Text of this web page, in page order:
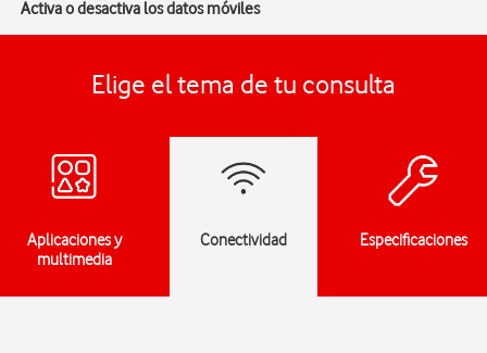
Activa o desactiva los datos móviles
Elige el tema de tu consulta
Aplicaciones y
multimedia
Conectividad Especificaciones